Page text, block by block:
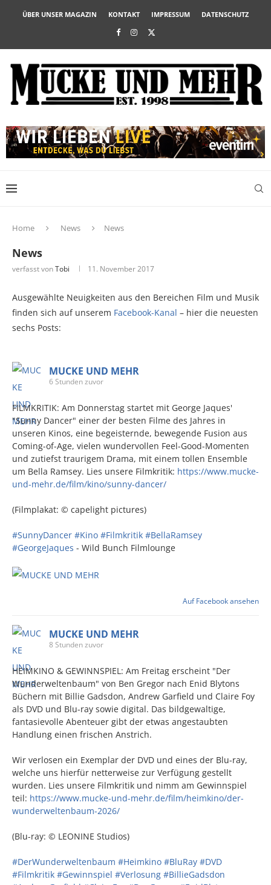
ÜBER UNSER MAGAZIN KONTAKT IMPRESSUM DATENSCHUTZ
Home News News
News
verfasst vonTobi 11. November 2017
Ausgewählte Neuigkeiten aus den Bereichen Film und Musik
finden sich auf unserem Facebook-Kanal – hier die neuesten
sechs Posts:
MUCKE UND MEHR
6 Stunden zuvor
FILMKRITIK: Am Donnerstag startet mit George Jaques'
"Sunny Dancer" einer der besten Filme des Jahres in
unseren Kinos, eine begeisternde, bewegende Fusion aus
Coming-of-Age, vielen wundervollen Feel-Good-Momenten
und zutiefst traurigem Drama, mit einem tollen Ensemble
um Bella Ramsey. Lies unsere Filmkritik: https://www.mucke-
und-mehr.de/film/kino/sunny-dancer/
(Filmplakat: © capelight pictures)
#SunnyDancer #Kino #Filmkritik #BellaRamsey
#GeorgeJaques - Wild Bunch Filmlounge
Auf Facebook ansehen
MUCKE UND MEHR
8 Stunden zuvor
HEIMKINO & GEWINNSPIEL: Am Freitag erscheint "Der
Wunderweltenbaum" von Ben Gregor nach Enid Blytons
Büchern mit Billie Gadsdon, Andrew Garfield und Claire Foy
als DVD und Blu-ray sowie digital. Das bildgewaltige,
fantasievolle Abenteuer gibt der etwas angestaubten
Handlung einen frischen Anstrich.
Wir verlosen ein Exemplar der DVD und eines der Blu-ray,
welche uns hierfür netterweise zur Verfügung gestellt
wurden. Lies unsere Filmkritik und nimm am Gewinnspiel
teil: https://www.mucke-und-mehr.de/film/heimkino/der-
wunderweltenbaum-2026/
(Blu-ray: © LEONINE Studios)
#DerWunderweltenbaum #Heimkino #BluRay #DVD
#Filmkritik #Gewinnspiel #Verlosung #BillieGadsdon